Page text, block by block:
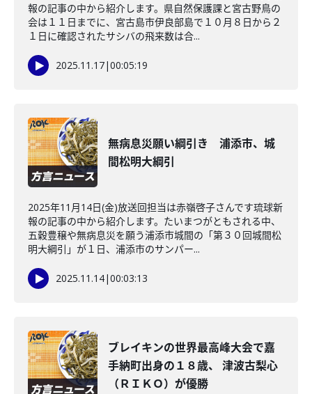
報の記事の中から紹介します。県自然保護課と宮古野鳥の
会は１１日までに、宮古島市伊良部島で１０月８日から２
１日に確認されたサシバの飛来数は合...
2025.11.17|00:05:19
無病息災願い綱引き 浦添市、城
間松明大綱引
2025年11月14日(金)放送回担当は赤嶺啓子さんです琉球新
報の記事の中から紹介します。たいまつがともされる中、
五穀豊穣や無病息災を願う浦添市城間の「第３０回城間松
明大綱引」が１日、浦添市のサンパー...
2025.11.14|00:03:13
ブレイキンの世界最高峰大会で嘉
手納町出身の１８歳、 津波古梨心
（ＲＩＫＯ）が優勝